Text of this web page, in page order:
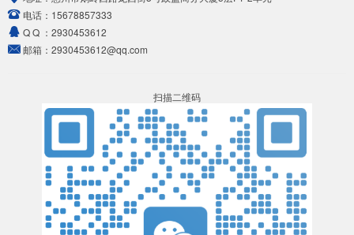
电话： 15678857333
Q Q ： 2930453612
邮箱： 2930453612@qq.com
扫描二维码